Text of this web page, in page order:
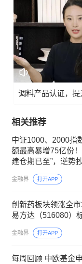
调料产品认证，
相关推荐
中证1000、2000指
额最高暴增75亿份
建仓期已至”，逆势
金融界 打开APP
创新药板块领涨全
易方达（516080）
金融界 打开APP
每周回顾 中欧基金